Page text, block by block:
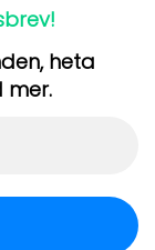
heta
mer.